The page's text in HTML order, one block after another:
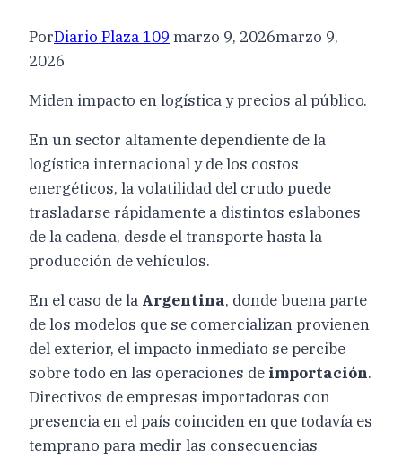
PorDiario Plaza 109 marzo 9, 2026marzo 9,
2026
Miden impacto en logística y precios al público.
En un sector altamente dependiente de la
logística internacional y de los costos
energéticos, la volatilidad del crudo puede
trasladarse rápidamente a distintos eslabones
de la cadena, desde el transporte hasta la
producción de vehículos.
En el caso de la Argentina, donde buena parte
de los modelos que se comercializan provienen
del exterior, el impacto inmediato se percibe
sobre todo en las operaciones de importación.
Directivos de empresas importadoras con
presencia en el país coinciden en que todavía es
temprano para medir las consecuencias